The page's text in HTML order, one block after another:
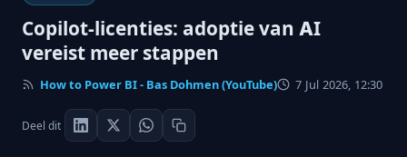
Copilot-licenties: adoptie van AI
vereist meer stappen
How to Power BI - Bas Dohmen (YouTube) 7 Jul 2026, 12:30
Deel dit